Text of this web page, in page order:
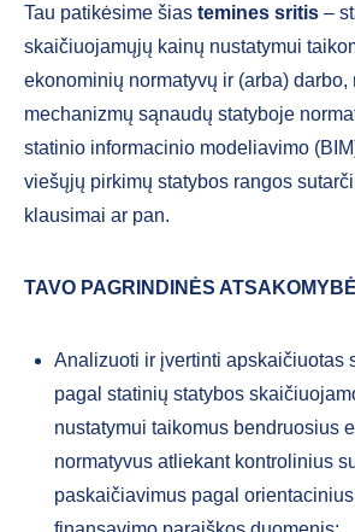
Tau patikėsime šias temines sritis –
skaičiuojamųjų kainų nustatymui
ekonominių normatyvų ir (arba) darbo,
mechanizmų sąnaudų statyboje
statinio informacinio modeliavimo
viešųjų pirkimų statybos rangos
klausimai ar pan.
TAVO PAGRINDINĖS
Analizuoti ir įvertinti apskaičiuotas
pagal statinių statybos
nustatymui taikomus bendruosius
normatyvus atliekant kontrolinius
paskaičiavimus pagal